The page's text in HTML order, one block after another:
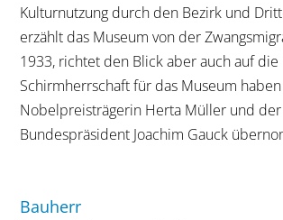
Kulturnutzung durch den Bezirk und
erzählt das Museum von der
1933, richtet den Blick aber auch auf die
Schirmherrschaft für das Museum
Nobelpreisträgerin Herta Müller und
Bundespräsident Joachim Gauck
Bauherr